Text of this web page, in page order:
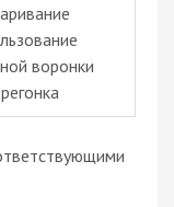
воронки